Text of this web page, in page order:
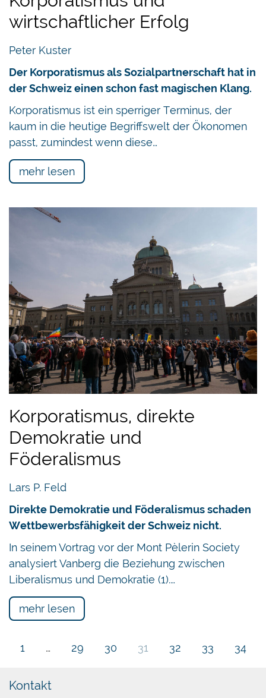
wirtschaftlicher Erfolg
Peter Kuster
Der Korporatismus als Sozialpartnerschaft hat in
der Schweiz einen schon fast magischen Klang.
Korporatismus ist ein sperriger Terminus, der
kaum in die heutige Begriffswelt der Ökonomen
passt, zumindest wenn diese…
mehr lesen
Korporatismus, direkte
Demokratie und
Föderalismus
Lars P. Feld
Direkte Demokratie und Föderalismus schaden
Wettbewerbsfähigkeit der Schweiz nicht.
In seinem Vortrag vor der Mont Pèlerin Society
analysiert Vanberg die Beziehung zwischen
Liberalismus und Demokratie (1).…
mehr lesen
1 … 29 30 31 32 33 34
Kontakt